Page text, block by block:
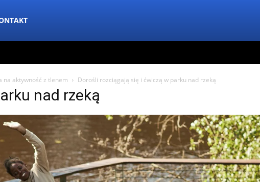
na aktywność z tlenem Dorośli rozciągają się i ćwiczą w parku nad rzeką
nad rzeką